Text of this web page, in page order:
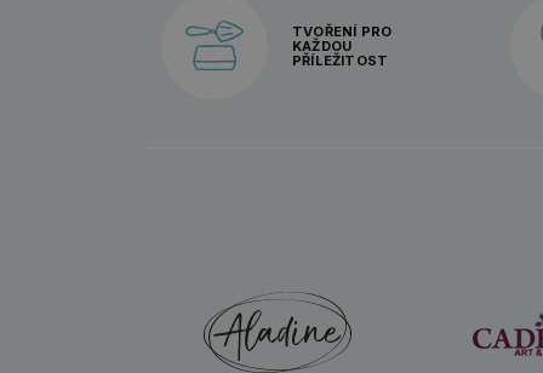
TVOŘENÍ PRO
KAŽDOU
PŘÍLEŽITOST